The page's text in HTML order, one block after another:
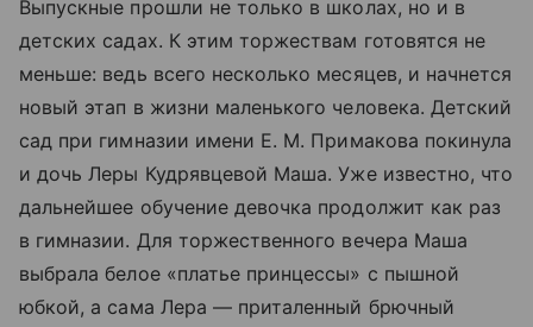
Выпускные прошли не только в школах, но и в
детских садах. К этим торжествам готовятся не
меньше: ведь всего несколько месяцев, и начнется
новый этап в жизни маленького человека. Детский
сад при гимназии имени Е. М. Примакова покинула
и дочь Леры Кудрявцевой Маша. Уже известно, что
дальнейшее обучение девочка продолжит как раз
в гимназии. Для торжественного вечера Маша
выбрала белое «платье принцессы» с пышной
юбкой, а сама Лера — приталенный брючный